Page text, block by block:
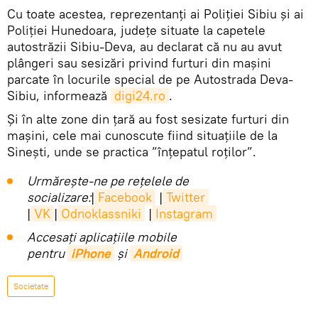
Cu toate acestea, reprezentanți ai Poliției Sibiu și ai
Poliției Hunedoara, județe situate la capetele
autostrăzii Sibiu-Deva, au declarat că nu au avut
plângeri sau sesizări privind furturi din mașini
parcate în locurile special de pe Autostrada Deva-
Sibiu, informează digi24.ro .
Și în alte zone din țară au fost sesizate furturi din
mașini, cele mai cunoscute fiind situațiile de la
Sinești, unde se practica ”înțepatul roților”.
Urmărește-ne pe rețelele de
socializare:| Facebook | Twitter
| VK | Odnoklassniki | Instagram
Accesaţi aplicaţiile mobile
pentru iPhone și Android
Societate